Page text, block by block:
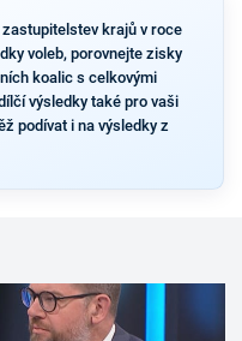
krajů v roce
voleb, porovnejte zisky
koalic s celkovými
výsledky také pro vaši
podívat i na výsledky z